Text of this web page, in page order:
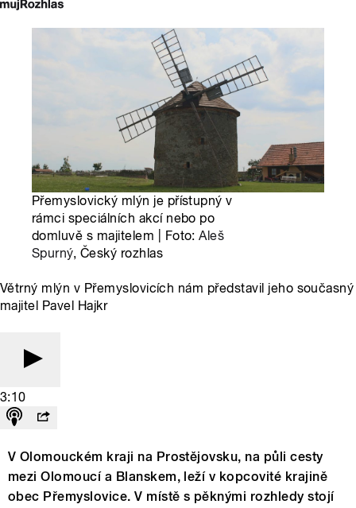
Přemyslovický mlýn je přístupný v
rámci speciálních akcí nebo po
domluvě s majitelem | Foto:Aleš
Spurný, Český rozhlas
Větrný mlýn v Přemyslovicích nám představil jeho současný
majitel Pavel Hajkr
3:10
V Olomouckém kraji na Prostějovsku, na půli cesty
mezi Olomoucí a Blanskem, leží v kopcovité krajině
obec Přemyslovice. V místě s pěknými rozhledy stojí